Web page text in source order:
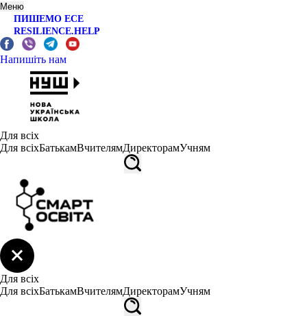
Меню
ПИШЕМО ЕСЕ
RESILIENCE.HELP
Напишіть нам
Для всіх
Для всіхБатькамВчителямДиректорамУчням
Для всіх
Для всіхБатькамВчителямДиректорамУчням